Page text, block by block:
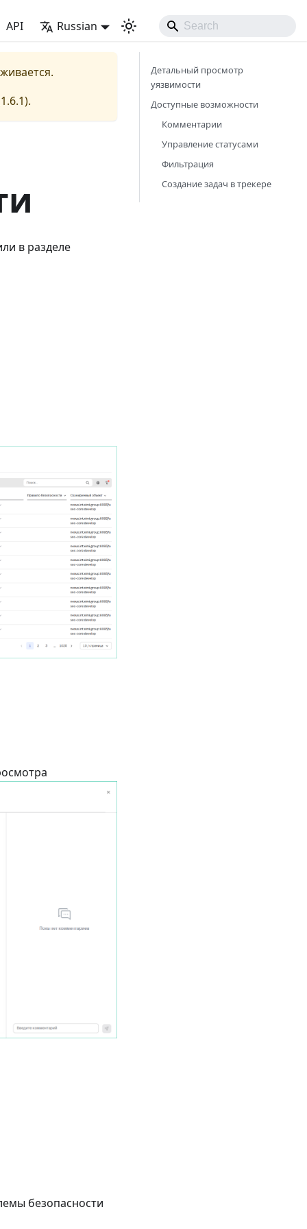
API Russian
1.6.1).
в разделе
безопасности
Детальный просмотр
уязвимости
Доступные возможности
Комментарии
Управление статусами
Фильтрация
Создание задач в трекере